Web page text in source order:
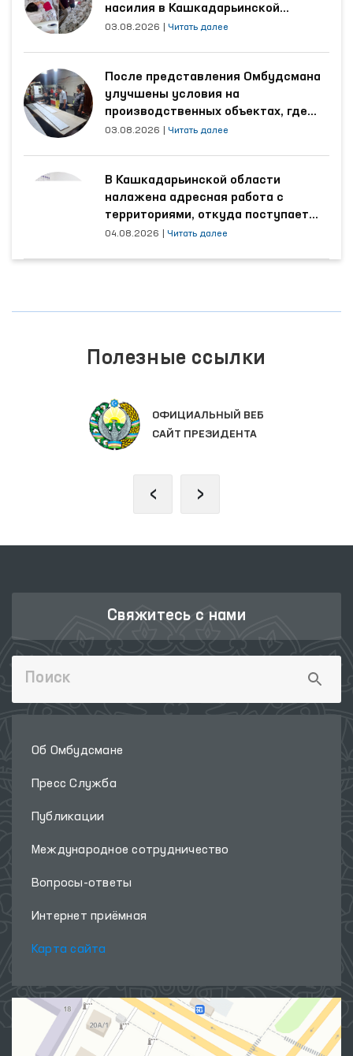
насилия в Кашкадарьинской
области
03.08.2026 Читать далее
После представления Омбудсмана
улучшены условия на
производственных объектах, где
трудятся осуждённые
03.08.2026 Читать далее
В Кашкадарьинской области
налажена адресная работа с
территориями, откуда поступает
наибольшее количество обращений
04.08.2026 Читать далее
Полезные ссылки
ЗАКОНОДАТЕЛЬНАЯ ПАЛАТА
ОЛИЙ МАЖЛИСА
‹ ›
Свяжитесь с нами
Об Омбудсмане
Пресс Служба
Публикации
Международное сотрудничество
Вопросы-ответы
Интернет приёмная
Карта сайта